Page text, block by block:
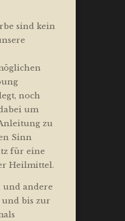
sind kein
noch
um
zu
Sinn
für eine
Heilmittel.
und andere
und bis zur